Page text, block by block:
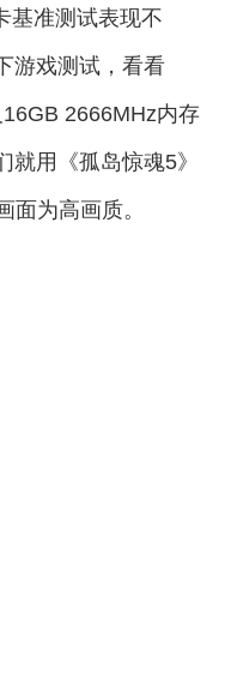
基准测试表现不
游戏测试，看看
2666MHz内存
用《孤岛惊魂5》
面为高画质。